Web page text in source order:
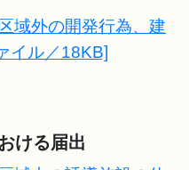
域外の開発行為、建
イル／18KB]
ける届出